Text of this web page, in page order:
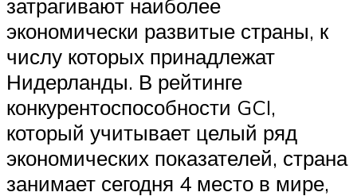
затрагивают наиболее
экономически развитые страны, к
числу которых принадлежат
Нидерланды. В рейтинге
конкурентоспособности GCI,
который учитывает целый ряд
экономических показателей, страна
занимает сегодня 4 место в мире,